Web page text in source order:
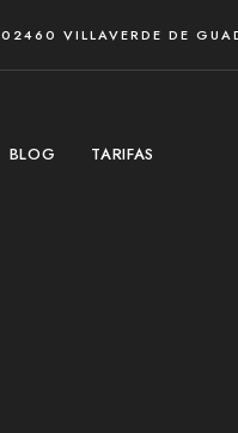
VILLAVERDE DE
BLOG TARIFAS